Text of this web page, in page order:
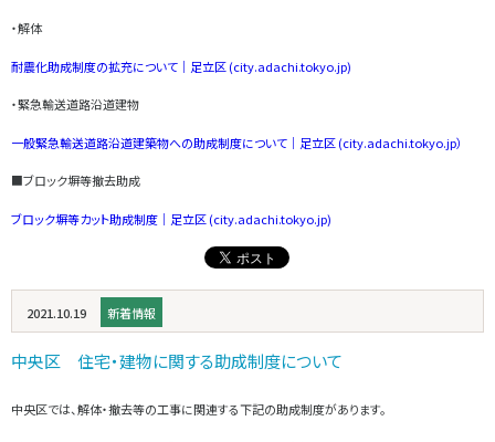
・解体
耐震化助成制度の拡充について｜足立区 (city.adachi.tokyo.jp)
・緊急輸送道路沿道建物
一般緊急輸送道路沿道建築物への助成制度について｜足立区 (city.adachi.tokyo.jp）
■ブロック塀等撤去助成
ブロック塀等カット助成制度｜足立区 (city.adachi.tokyo.jp)
2021.10.19 新着情報
中央区 住宅・建物に関する助成制度について
中央区では、解体・撤去等の工事に関連する下記の助成制度があります。